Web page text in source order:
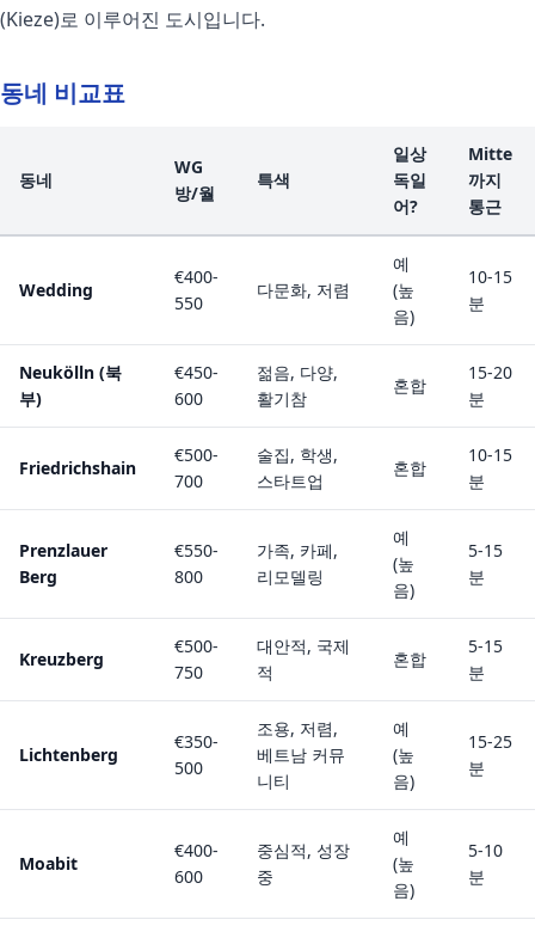
(Kieze)로 이루어진 도시입니다.
동네 비교표
동네
WG
방/월
특색
일상
독일
어?
Mitte
까지
통근
Wedding
€400-
550
다문화, 저렴
예
(높
음)
10-15
분
Neukölln (북
부)
€450-
600
젊음, 다양,
활기참
혼합
15-20
분
Friedrichshain
€500-
700
술집, 학생,
스타트업
혼합
10-15
분
Prenzlauer
Berg
€550-
800
가족, 카페,
리모델링
예
(높
음)
5-15
분
Kreuzberg
€500-
750
대안적, 국제
적
혼합
5-15
분
Lichtenberg
€350-
500
조용, 저렴,
베트남 커뮤
니티
예
(높
음)
15-25
분
Moabit
€400-
600
중심적, 성장
중
예
(높
음)
5-10
분